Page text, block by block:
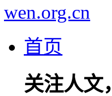
wen.org.cn
首页
关注人文